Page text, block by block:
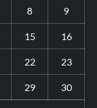
8 9
15 16
22 23
29 30